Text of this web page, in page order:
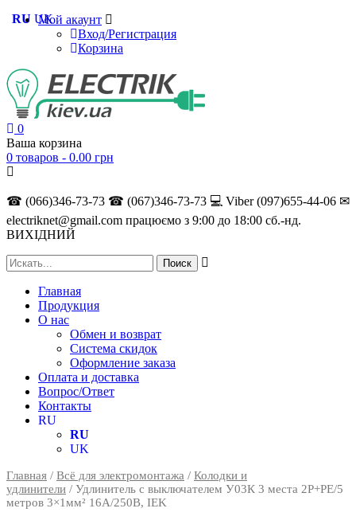
Мой акаунт
Вход/Регистрация
Корзина
0
Ваша корзина
0 товаров - 0.00 грн
☎ (066)346-73-73 ☎ (067)346-73-73 💻 Viber (097)655-44-06 ✉
electriknet@gmail.com працюємо з 9:00 до 18:00 сб.-нд.
ВИХІДНИЙ
Главная
Продукция
О нас
Обмен и возврат
Система скидок
Оформление заказа
Оплата и доставка
Вопрос/Ответ
Контакты
RU
RU
UK
Главная / Всё для электромонтажа / Колодки и
удлинители / Удлинитель с выключателем У03К 3 места 2P+PE/5
метров 3×1мм² 16А/250В, IEK
RU UK